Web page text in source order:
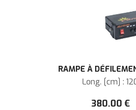
RAMPE À
Long. [cm] :
380.00 €